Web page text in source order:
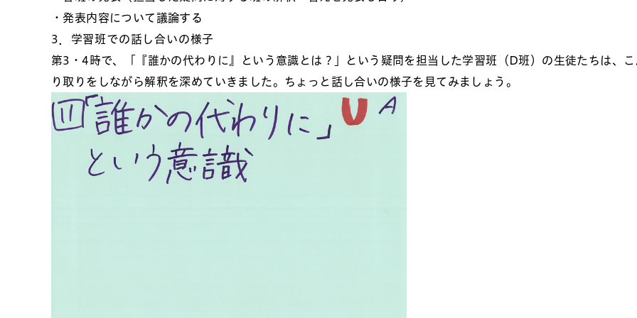
・発表内容について議論する
3．学習班での話し合いの様子
第3・4時で、「『誰かの代わりに』という意識とは？」という疑問を担当した学習班（D班）の生徒たちは、
り取りをしながら解釈を深めていきました。ちょっと話し合いの様子を見てみましょう。